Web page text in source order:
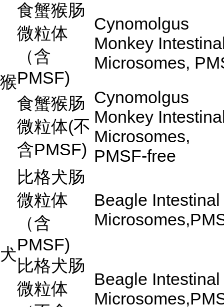
猴
食蟹猴肠
微粒体
（含
PMSF)
Cynomolgus
Monkey
Microsomes,
食蟹猴肠
微粒体(不
含PMSF)
Cynomolgus
Monkey
Microsomes,
PMSF-free
犬
比格犬肠
微粒体
（含
PMSF)
Beagle Intestinal
比格犬肠
微粒体
Beagle Intestinal